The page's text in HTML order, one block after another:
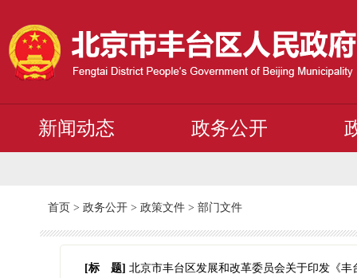
新闻动态 政务公开
首页 > 政务公开 > 政策文件 > 部门文件
[标 题] 北京市丰台区发展和改革委员会关于印发《